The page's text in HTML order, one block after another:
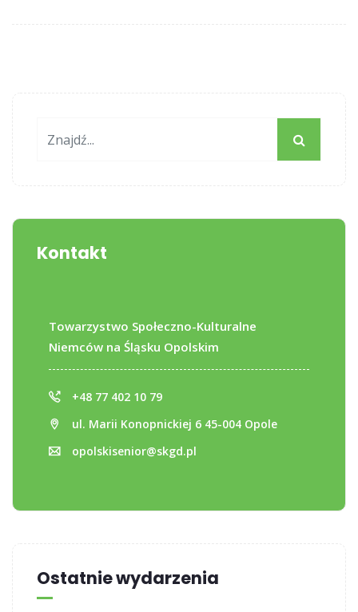
Kontakt
Towarzystwo Społeczno-Kulturalne
Niemców na Śląsku Opolskim
+48 77 402 10 79
ul. Marii Konopnickiej 6 45-004 Opole
opolskisenior@skgd.pl
Ostatnie wydarzenia